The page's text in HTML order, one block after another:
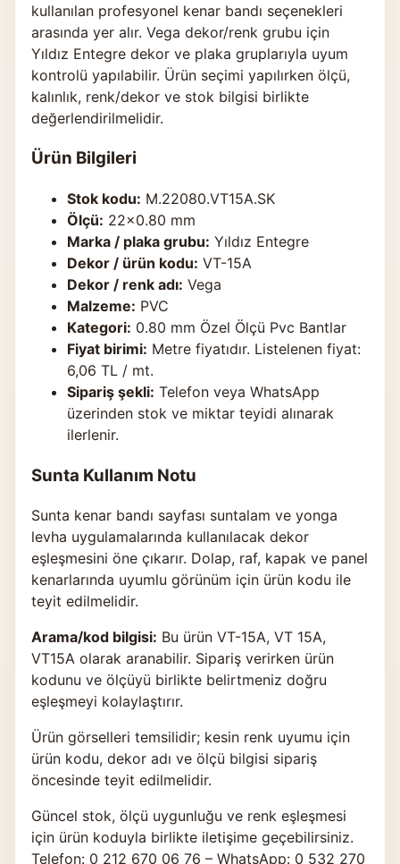
kullanılan profesyonel kenar bandı seçenekleri
arasında yer alır. Vega dekor/renk grubu için
Yıldız Entegre dekor ve plaka gruplarıyla uyum
kontrolü yapılabilir. Ürün seçimi yapılırken ölçü,
kalınlık, renk/dekor ve stok bilgisi birlikte
değerlendirilmelidir.
Ürün Bilgileri
Stok kodu: M.22080.VT15A.SK
Ölçü: 22×0.80 mm
Marka / plaka grubu: Yıldız Entegre
Dekor / ürün kodu: VT-15A
Dekor / renk adı: Vega
Malzeme: PVC
Kategori: 0.80 mm Özel Ölçü Pvc Bantlar
Fiyat birimi: Metre fiyatıdır. Listelenen fiyat:
6,06 TL / mt.
Sipariş şekli: Telefon veya WhatsApp
üzerinden stok ve miktar teyidi alınarak
ilerlenir.
Sunta Kullanım Notu
Sunta kenar bandı sayfası suntalam ve yonga
levha uygulamalarında kullanılacak dekor
eşleşmesini öne çıkarır. Dolap, raf, kapak ve panel
kenarlarında uyumlu görünüm için ürün kodu ile
teyit edilmelidir.
Arama/kod bilgisi: Bu ürün VT-15A, VT 15A,
VT15A olarak aranabilir. Sipariş verirken ürün
kodunu ve ölçüyü birlikte belirtmeniz doğru
eşleşmeyi kolaylaştırır.
Ürün görselleri temsilidir; kesin renk uyumu için
ürün kodu, dekor adı ve ölçü bilgisi sipariş
öncesinde teyit edilmelidir.
Güncel stok, ölçü uygunluğu ve renk eşleşmesi
için ürün koduyla birlikte iletişime geçebilirsiniz.
Telefon: 0 212 670 06 76 – WhatsApp: 0 532 270